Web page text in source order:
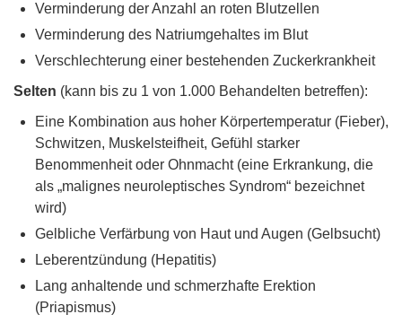
Verminderung der Anzahl an roten Blutzellen
Verminderung des Natriumgehaltes im Blut
Verschlechterung einer bestehenden Zuckerkrankheit
Selten (kann bis zu 1 von 1.000 Behandelten betreffen):
Eine Kombination aus hoher Körpertemperatur (Fieber),
Schwitzen, Muskelsteifheit, Gefühl starker
Benommenheit oder Ohnmacht (eine Erkrankung, die
als „malignes neuroleptisches Syndrom“ bezeichnet
wird)
Gelbliche Verfärbung von Haut und Augen (Gelbsucht)
Leberentzündung (Hepatitis)
Lang anhaltende und schmerzhafte Erektion
(Priapismus)